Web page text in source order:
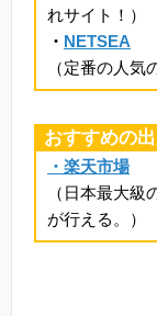
れサイト！）
・ NETSEA
（定番の人気
おすすめの
・楽天市場
（日本最大
が行える。）